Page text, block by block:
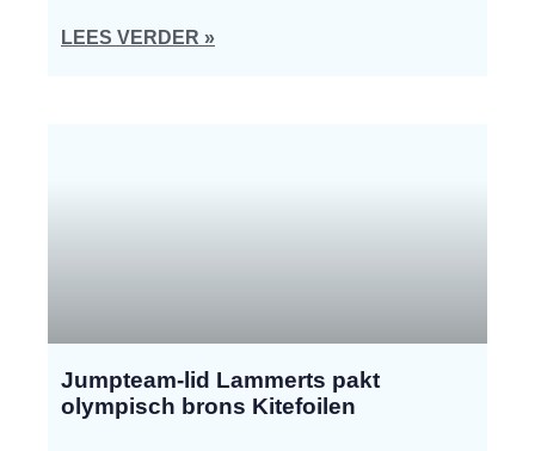
LEES VERDER »
Jumpteam-lid Lammerts pakt
olympisch brons Kitefoilen